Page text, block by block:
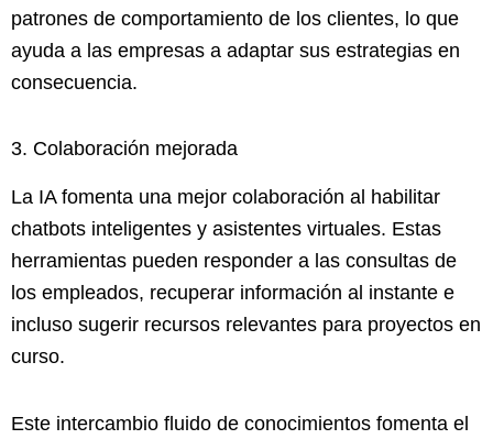
patrones de comportamiento de los clientes, lo que
ayuda a las empresas a adaptar sus estrategias en
consecuencia.
3. Colaboración mejorada
La IA fomenta una mejor colaboración al habilitar
chatbots inteligentes y asistentes virtuales. Estas
herramientas pueden responder a las consultas de
los empleados, recuperar información al instante e
incluso sugerir recursos relevantes para proyectos en
curso.
Este intercambio fluido de conocimientos fomenta el